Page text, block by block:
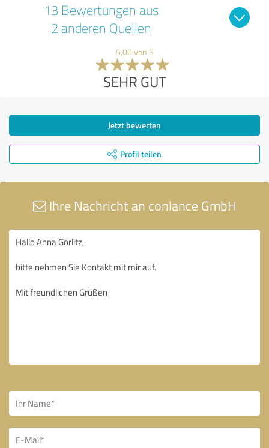
13 Bewertungen aus
2 anderen Quellen
5,00 von 5
SEHR GUT
Jetzt bewerten
Profil teilen
Ihre Nachricht an conlance GmbH